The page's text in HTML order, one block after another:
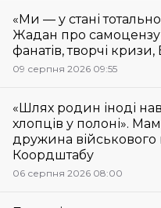
«Ми — у стані
Жадан про
фанатів, творчі кризи,
09 серпня 2026 09:55
«Шлях родин іноді
хлопців у полоні».
дружина військового
Коордштабу
06 серпня 2026 08:00